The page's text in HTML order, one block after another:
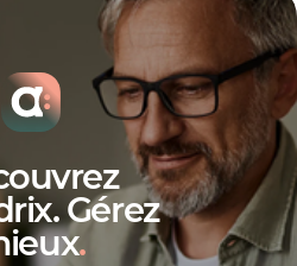
Gérez
.